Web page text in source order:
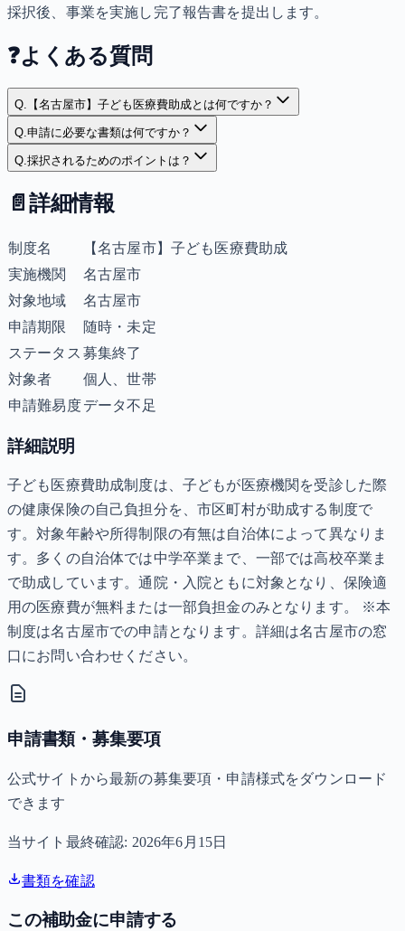
採択後、事業を実施し完了報告書を提出します。
❓よくある質問
Q. 【名古屋市】子ども医療費助成とは何ですか？
Q.申請に必要な書類は何ですか？
Q.採択されるためのポイントは？
📄 詳細情報
制度名
【名古屋市】子ども医療費助成
実施機関
名古屋市
対象地域
名古屋市
申請期限
随時・未定
ステータス 募集終了
対象者
個人、世帯
申請難易度データ不足
詳細説明
子ども医療費助成制度は、子どもが医療機関を受診した際
の健康保険の自己負担分を、市区町村が助成する制度で
す。対象年齢や所得制限の有無は自治体によって異なりま
す。多くの自治体では中学卒業まで、一部では高校卒業ま
で助成しています。通院・入院ともに対象となり、保険適
用の医療費が無料または一部負担金のみとなります。 ※本
制度は名古屋市での申請となります。詳細は名古屋市の窓
口にお問い合わせください。
申請書類・募集要項
公式サイトから最新の募集要項・申請様式をダウンロード
できます
当サイト最終確認: 2026年6月15日
書類を確認
この補助金に申請する